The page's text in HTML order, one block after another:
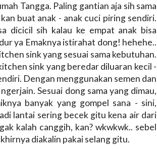
Tangga. Paling gantian aja sih sama
buat anak - anak cuci piring sendiri.
dicicil sih kalau ke empat anak bisa
ya Emaknya istirahat dong! hehehe..
sink yang sesuai sama kebutuhan.
sink yang beredar diluaran kecil -
Dengan menggunakan semen dan
Sesuai dong sama yang dimau,
banyak yang gompel sana - sini,
lantai sering becek gitu kena air dari
kalah canggih, kan? wkwkwk.. sebel
diakalin pakai selang gitu.